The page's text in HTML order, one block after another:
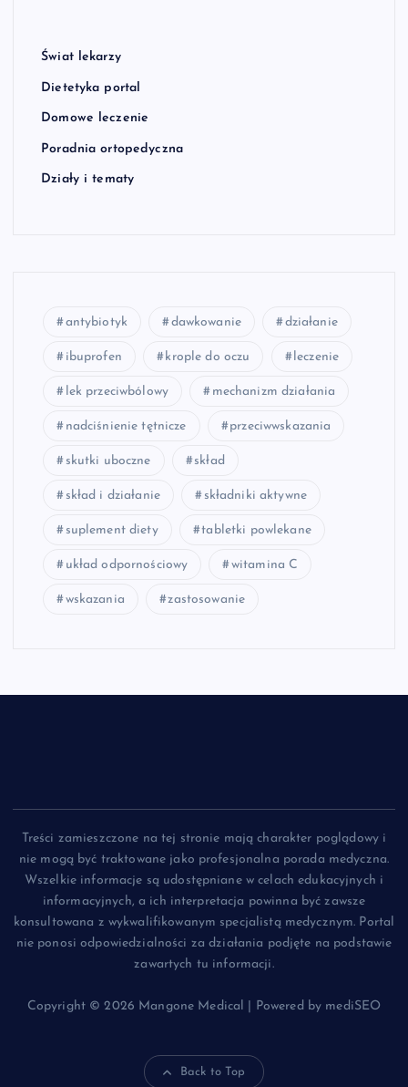
Świat lekarzy
Dietetyka portal
Domowe leczenie
Poradnia ortopedyczna
Działy i tematy
antybiotyk dawkowanie działanie
ibuprofen krople do oczu leczenie
lek przeciwbólowy mechanizm działania
nadciśnienie tętnicze przeciwwskazania
skutki uboczne skład
skład i działanie składniki aktywne
suplement diety tabletki powlekane
układ odpornościowy witamina C
wskazania zastosowanie
Treści zamieszczone na tej stronie mają charakter poglądowy i
nie mogą być traktowane jako profesjonalna porada medyczna.
Wszelkie informacje są udostępniane w celach edukacyjnych i
informacyjnych, a ich interpretacja powinna być zawsze
konsultowana z wykwalifikowanym specjalistą medycznym. Portal
nie ponosi odpowiedzialności za działania podjęte na podstawie
zawartych tu informacji.
Copyright © 2026 Mangone Medical | Powered by mediSEO
Back to Top